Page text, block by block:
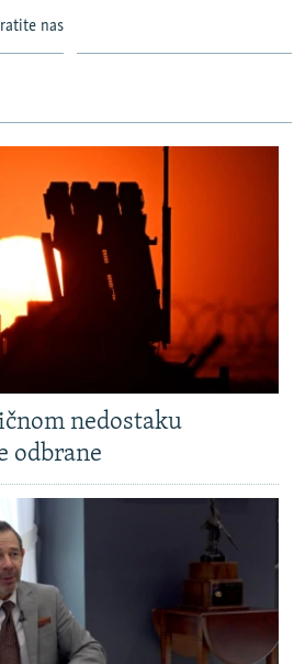
2024.
nas
nedostaku
odbrane